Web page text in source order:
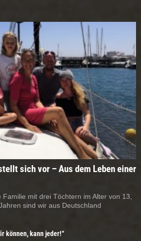
sich vor – Aus dem Leben einer
mit drei Töchtern im Alter von 13,
sind wir aus Deutschland
können, kann jeder!“